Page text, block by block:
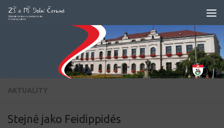
Skip to content
AKTUALITY
Stejně jako Feidippidés